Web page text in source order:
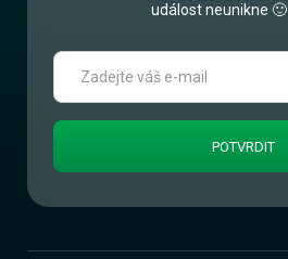
událost neunikne 🙂 .